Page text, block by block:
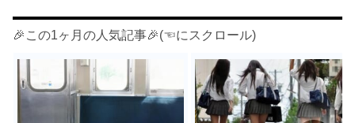
🎉この1ヶ月の人気記事🎉(☜にスクロール)